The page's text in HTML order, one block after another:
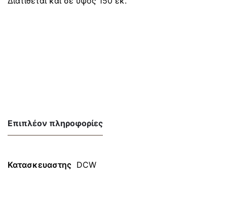
Επιπλέον πληροφορίες
Κατασκευαστης DCW